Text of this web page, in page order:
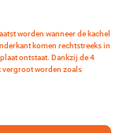
worden wanneer de kachel
komen rechtstreeks in
ontstaat. Dankzij de 4
vergroot worden zoals